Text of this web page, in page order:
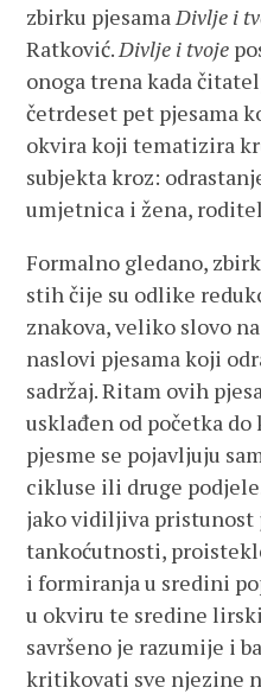
zbirku pjesamaDivlje i
Ratković.Divlje i tvoje
onoga trena kada
četrdeset pet pjesama
okvira koji tematizira
subjekta kroz:
umjetnica i žena,
Formalno gledano,
stih čije su odlike
znakova, veliko slovo
naslovi pjesama koji
sadržaj. Ritam ovih
usklađen od početka do
pjesme se pojavljuju
cikluse ili druge
jako vidiljiva pristunost
tankoćutnosti,
i formiranja u sredini
u okviru te sredine
savršeno je razumije i
kritikovati sve njezine